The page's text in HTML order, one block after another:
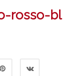
rosso-bl